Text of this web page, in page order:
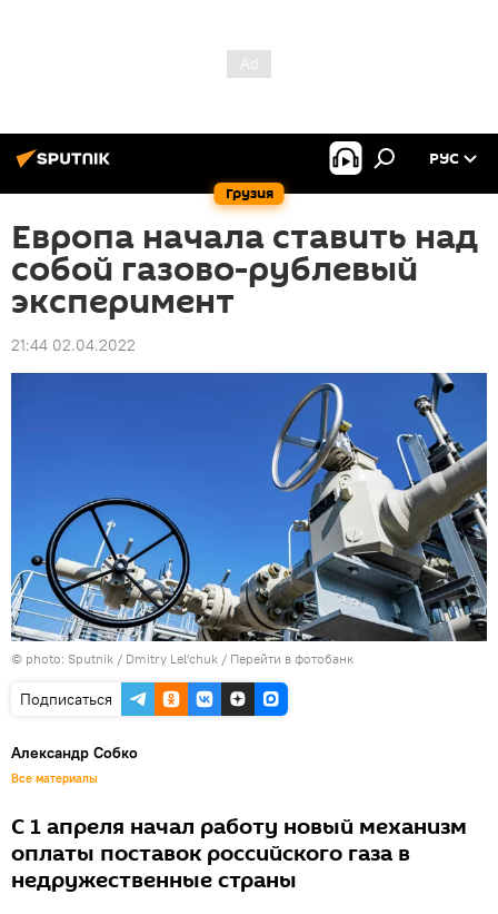
Грузия
РУС
Европа начала ставить над
собой газово-рублевый
эксперимент
21:44 02.04.2022
© photo: Sputnik / Dmitry Lel'chuk / Перейти в фотобанк
Подписаться
Александр Собко
Все материалы
С 1 апреля начал работу новый механизм
оплаты поставок российского газа в
недружественные страны